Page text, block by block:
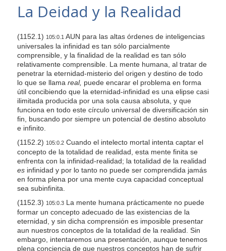
La Deidad y la Realidad
(1152.1) 105:0.1 AUN para las altas órdenes de inteligencias
universales la infinidad es tan sólo parcialmente
comprensible, y la finalidad de la realidad es tan sólo
relativamente comprensible. La mente humana, al tratar de
penetrar la eternidad-misterio del origen y destino de todo
lo que se llama real, puede encarar el problema en forma
útil concibiendo que la eternidad-infinidad es una elipse casi
ilimitada producida por una sola causa absoluta, y que
funciona en todo este círculo universal de diversificación sin
fin, buscando por siempre un potencial de destino absoluto
e infinito.
(1152.2) 105:0.2Cuando el intelecto mortal intenta captar el
concepto de la totalidad de realidad, esta mente finita se
enfrenta con la infinidad-realidad; la totalidad de la realidad
esinfinidad y por lo tanto no puede ser comprendida jamás
en forma plena por una mente cuya capacidad conceptual
sea subinfinita.
(1152.3) 105:0.3La mente humana prácticamente no puede
formar un concepto adecuado de las existencias de la
eternidad, y sin dicha comprensión es imposible presentar
aun nuestros conceptos de la totalidad de la realidad. Sin
embargo, intentaremos una presentación, aunque tenemos
plena conciencia de que nuestros conceptos han de sufrir